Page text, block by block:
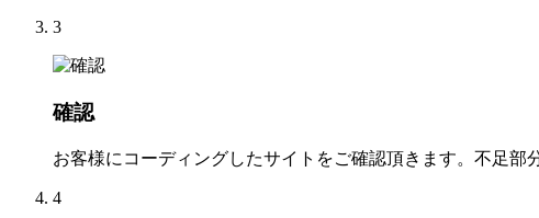
3
確認
お客様にコーディングしたサイトをご確認頂きます。不足部
4